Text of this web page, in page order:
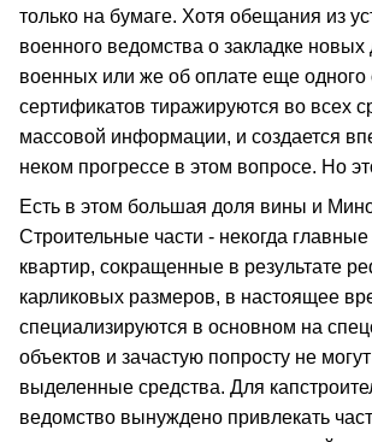
только на бумаге. Хотя обещания из
военного ведомства о закладке
военных или же об оплате еще одного
сертификатов тиражируются во всех
массовой информации, и создается
неком прогрессе в этом вопросе. Но
Есть в этом большая доля вины и
Строительные части - некогда
квартир, сокращенные в результате
карликовых размеров, в настоящее
специализируются в основном на
объектов и зачастую попросту не
выделенные средства. Для
ведомство вынуждено привлекать